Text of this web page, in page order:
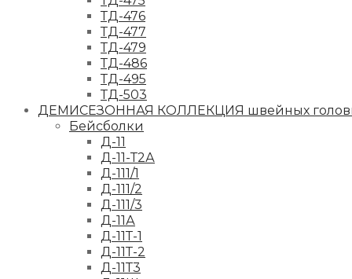
ТД-476
ТД-477
ТД-479
ТД-486
ТД-495
ТД-503
ДЕМИСЕЗОННАЯ КОЛЛЕКЦИЯ швейных
Бейсболки
Д-11
Д-11-Т2А
Д-111/1
Д-111/2
Д-111/3
Д-11А
Д-11Т-1
Д-11Т-2
Д-11Т3